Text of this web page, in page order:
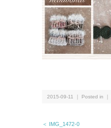
2015-09-11 ｜ Posted in ｜
＜ IMG_1472-0